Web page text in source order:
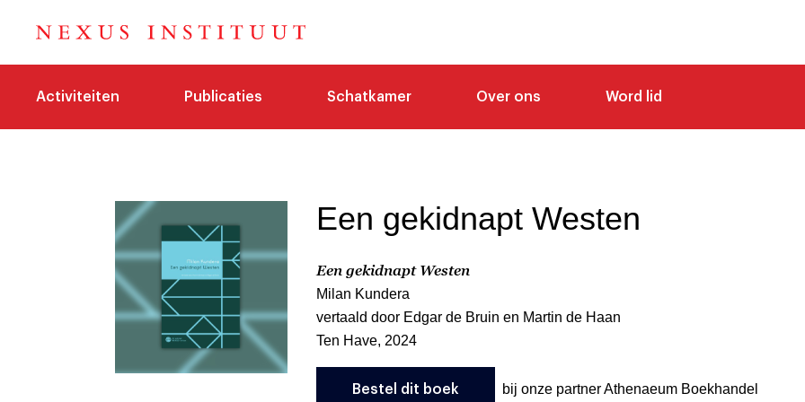
Activiteiten Publicaties Schatkamer Over ons Word lid
Een gekidnapt Westen
Een gekidnapt Westen
Milan Kundera
vertaald door Edgar de Bruin en Martin de Haan
Ten Have, 2024
Bestel dit boek bij onze partner Athenaeum Boekhandel